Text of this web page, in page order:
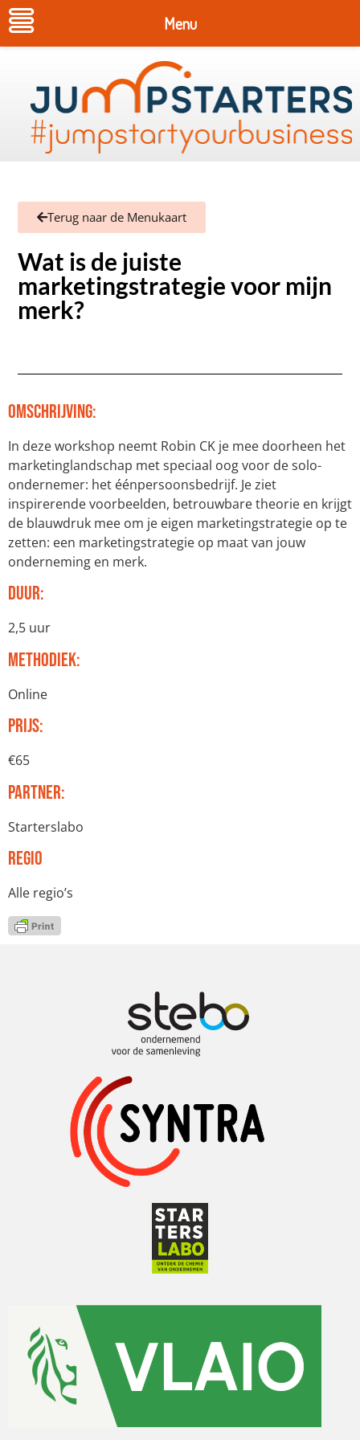
Terug naar de Menukaart
Wat is de juiste
marketingstrategie voor mijn
merk?
Omschrijving:
In deze workshop neemt Robin CK je mee doorheen het
marketinglandschap met speciaal oog voor de solo-
ondernemer: het éénpersoonsbedrijf. Je ziet
inspirerende voorbeelden, betrouwbare theorie en krijgt
de blauwdruk mee om je eigen marketingstrategie op te
zetten: een marketingstrategie op maat van jouw
onderneming en merk.
Duur:
2,5 uur
Methodiek:
Online
Prijs:
€65
Partner:
Starterslabo
Regio
Alle regio’s
Menu